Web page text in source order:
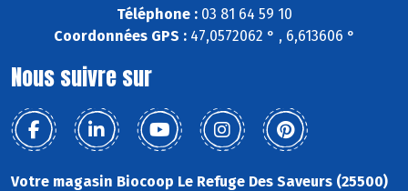
Téléphone :03 81 64 59 10
Coordonnées GPS :47,0572062 ° , 6,613606 °
Nous suivre sur
Votre magasin Biocoop Le Refuge Des Saveurs (25500)